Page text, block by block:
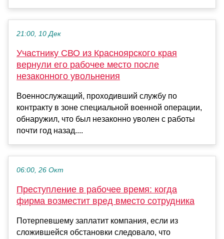
21:00, 10 Дек
Участнику СВО из Красноярского края
вернули его рабочее место после
незаконного увольнения
Военнослужащий, проходивший службу по
контракту в зоне специальной военной операции,
обнаружил, что был незаконно уволен с работы
почти год назад....
06:00, 26 Окт
Преступление в рабочее время: когда
фирма возместит вред вместо сотрудника
Потерпевшему заплатит компания, если из
сложившейся обстановки следовало, что